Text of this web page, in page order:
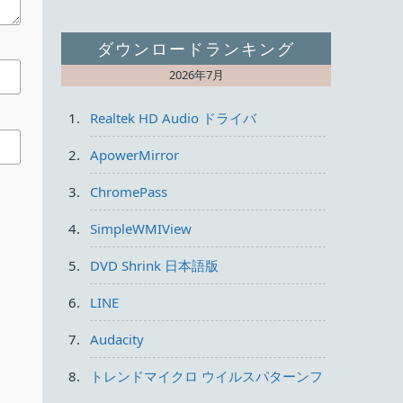
ダウンロードランキング
2026年7月
Realtek HD Audio ドライバ
ApowerMirror
ChromePass
SimpleWMIView
DVD Shrink 日本語版
LINE
Audacity
トレンドマイクロ ウイルスパターンフ